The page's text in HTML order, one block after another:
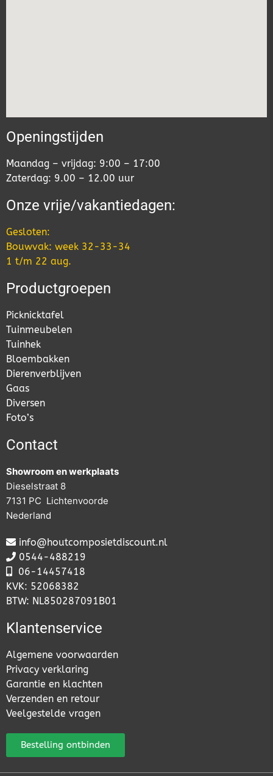
Openingstijden
Maandag – vrijdag: 9:00 – 17:00
Zaterdag: 9.00 – 12.00 uur
Onze vrije/vakantiedagen:
Gesloten:
Bouwvak: week 32-33-34
1 t/m 22 aug.
Productgroepen
Picknicktafel
Tuinmeubelen
Tuinhek
Bloembakken
Dierenverblijven
Gaas
Diversen
Foto’s
Contact
Showroom en werkplaats
Dieselstraat 8
7131 PC Lichtenvoorde
Nederland
info@houtcomposietdiscount.nl
0544-488219
06- 14457418
KVK: 52068382
BTW: NL850287091B01
Klantenservice
Algemene voorwaarden
Privacy verklaring
Garantie en klachten
Verzenden en retour
Veelgestelde vragen
Bestelling ontbinden